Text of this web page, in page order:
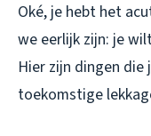
Oké, je hebt het
we eerlijk zijn: je
Hier zijn dingen die
toekomstige